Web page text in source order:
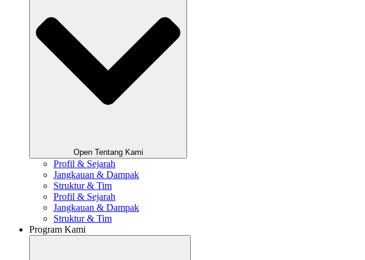
Open Tentang Kami
Profil & Sejarah
Jangkauan & Dampak
Struktur & Tim
Profil & Sejarah
Jangkauan & Dampak
Struktur & Tim
Program Kami